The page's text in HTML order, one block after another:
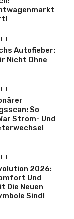
Autofieber:
Nicht Ohne
So
Strom- Und
2026:
Und
Die Neuen
Sind!